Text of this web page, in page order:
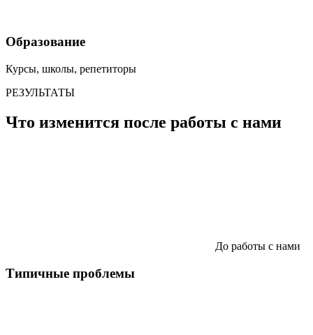
Образование
Курсы, школы, репетиторы
РЕЗУЛЬТАТЫ
Что изменится после работы с нами
До работы с нами
Типичные проблемы